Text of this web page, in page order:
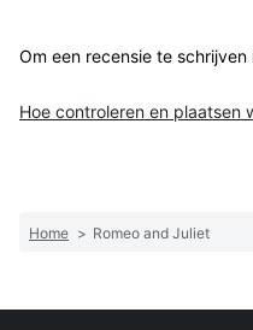
Om een recensie te schrijven
Hoe controleren en plaatsen
Home > Romeo and Juliet